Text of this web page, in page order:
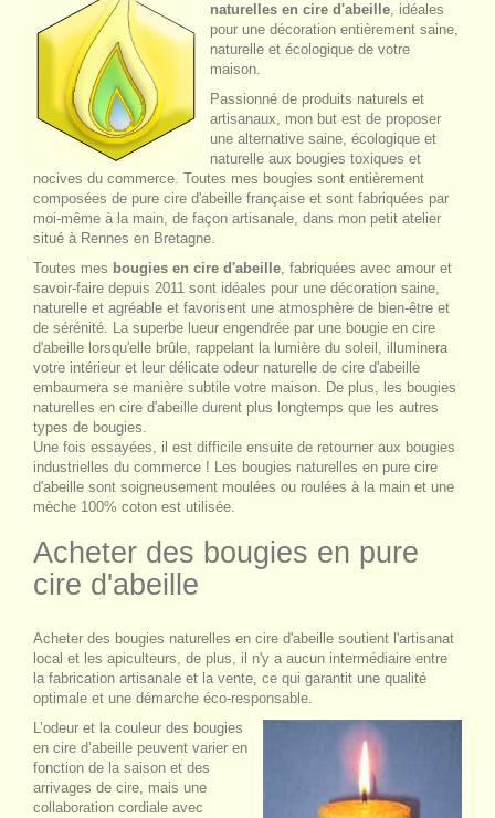
naturelles en cire d'abeille, idéales
pour une décoration entièrement saine,
naturelle et écologique de votre
maison.
Passionné de produits naturels et
artisanaux, mon but est de proposer
une alternative saine, écologique et
naturelle aux bougies toxiques et
nocives du commerce. Toutes mes bougies sont entièrement
composées de pure cire d'abeille française et sont fabriquées par
moi-même à la main, de façon artisanale, dans mon petit atelier
situé à Rennes en Bretagne.
Toutes mes bougies en cire d'abeille, fabriquées avec amour et
savoir-faire depuis 2011 sont idéales pour une décoration saine,
naturelle et agréable et favorisent une atmosphère de bien-être et
de sérénité. La superbe lueur engendrée par une bougie en cire
d'abeille lorsqu'elle brûle, rappelant la lumière du soleil, illuminera
votre intérieur et leur délicate odeur naturelle de cire d'abeille
embaumera se manière subtile votre maison. De plus, les bougies
naturelles en cire d'abeille durent plus longtemps que les autres
types de bougies.
Une fois essayées, il est difficile ensuite de retourner aux bougies
industrielles du commerce ! Les bougies naturelles en pure cire
d'abeille sont soigneusement moulées ou roulées à la main et une
mèche 100% coton est utilisée.
Acheter des bougies en pure
cire d'abeille
Acheter des bougies naturelles en cire d'abeille soutient l'artisanat
local et les apiculteurs, de plus, il n'y a aucun intermédiaire entre
la fabrication artisanale et la vente, ce qui garantit une qualité
optimale et une démarche éco-responsable.
L’odeur et la couleur des bougies
en cire d’abeille peuvent varier en
fonction de la saison et des
arrivages de cire, mais une
collaboration cordiale avec